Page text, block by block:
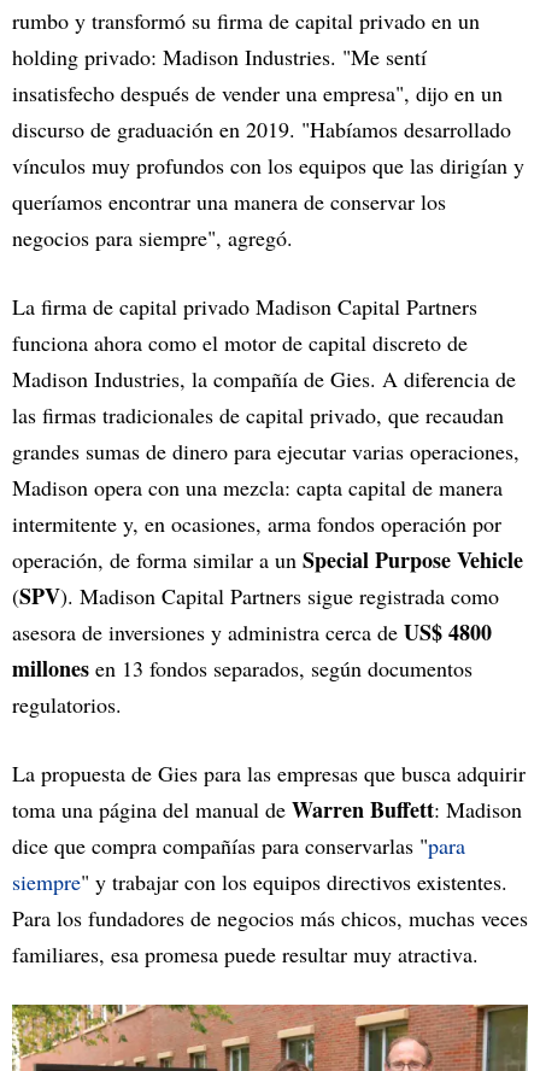
rumbo y transformó su firma de capital privado en un
holding privado: Madison Industries. "Me sentí
insatisfecho después de vender una empresa", dijo en un
discurso de graduación en 2019. "Habíamos desarrollado
vínculos muy profundos con los equipos que las dirigían y
queríamos encontrar una manera de conservar los
negocios para siempre", agregó.
La firma de capital privado Madison Capital Partners
funciona ahora como el motor de capital discreto de
Madison Industries, la compañía de Gies. A diferencia de
las firmas tradicionales de capital privado, que recaudan
grandes sumas de dinero para ejecutar varias operaciones,
Madison opera con una mezcla: capta capital de manera
intermitente y, en ocasiones, arma fondos operación por
operación, de forma similar a un Special Purpose Vehicle
(SPV). Madison Capital Partners sigue registrada como
asesora de inversiones y administra cerca de US$ 4800
millones en 13 fondos separados, según documentos
regulatorios.
La propuesta de Gies para las empresas que busca adquirir
toma una página del manual de Warren Buffett: Madison
dice que compra compañías para conservarlas "para
siempre" y trabajar con los equipos directivos existentes.
Para los fundadores de negocios más chicos, muchas veces
familiares, esa promesa puede resultar muy atractiva.